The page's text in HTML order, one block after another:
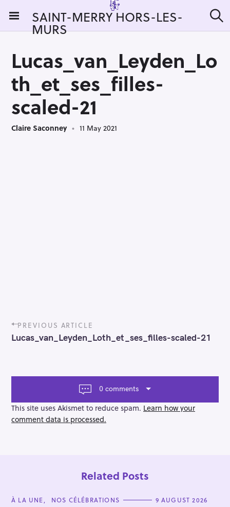
i
SAINT-MERRY HORS-LES-
MURS e
c
h
Lucas_van_Leyden_Lo
th_et_ses_filles-
scaled-21
Claire Saconney 11 May 2021
P
o
s
a
g
a
t
PREVIOUS ARTICLE
Lucas_van_Leyden_Loth_et_ses_filles-scaled-21
0 comments
This site uses Akismet to reduce spam. Learn how your
comment data is processed.
Related Posts
C
À LA UNE NOS CÉLÉBRATIONS 9 AUGUST 2026